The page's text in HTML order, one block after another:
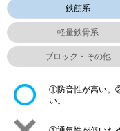
鉄筋系
軽量鉄骨系
ブロック・その他
①防音性が高い。
い。